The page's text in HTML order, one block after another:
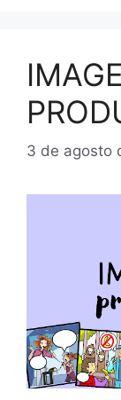
3 de agosto